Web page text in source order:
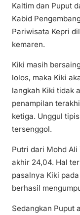
Kaltim dan Puput
Kabid
Pariwisata Kepri
kemaren.
Kiki masih
lolos, maka Kiki
langkah Kiki tidak
penampilan
ketiga. Unggul
tersenggol.
Putri dari Mohd
akhir 24,04. Hal
pasalnya Kiki
berhasil
Sedangkan Puput